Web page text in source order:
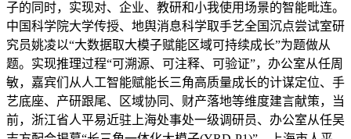
子的同时，实现对、企业、教研和小我使用场景的智能毗连。
中国科学院大学传授、地舆消息科学取手艺全国沉点尝试室研
究员姚凌以“大数据取大模子赋能区域可持续成长”为题做从
题。实现推理过程“可溯源、可注释、可验证”，办公室从任周
敏，嘉宾们从人工智能赋能长三角高质量成长的计谋定位、手
艺底座、产研跟尾、区域协同、财产落地等维度建言献策，当
前，浙江省人平易近驻上海处事处一级调研员、办公室从任吴